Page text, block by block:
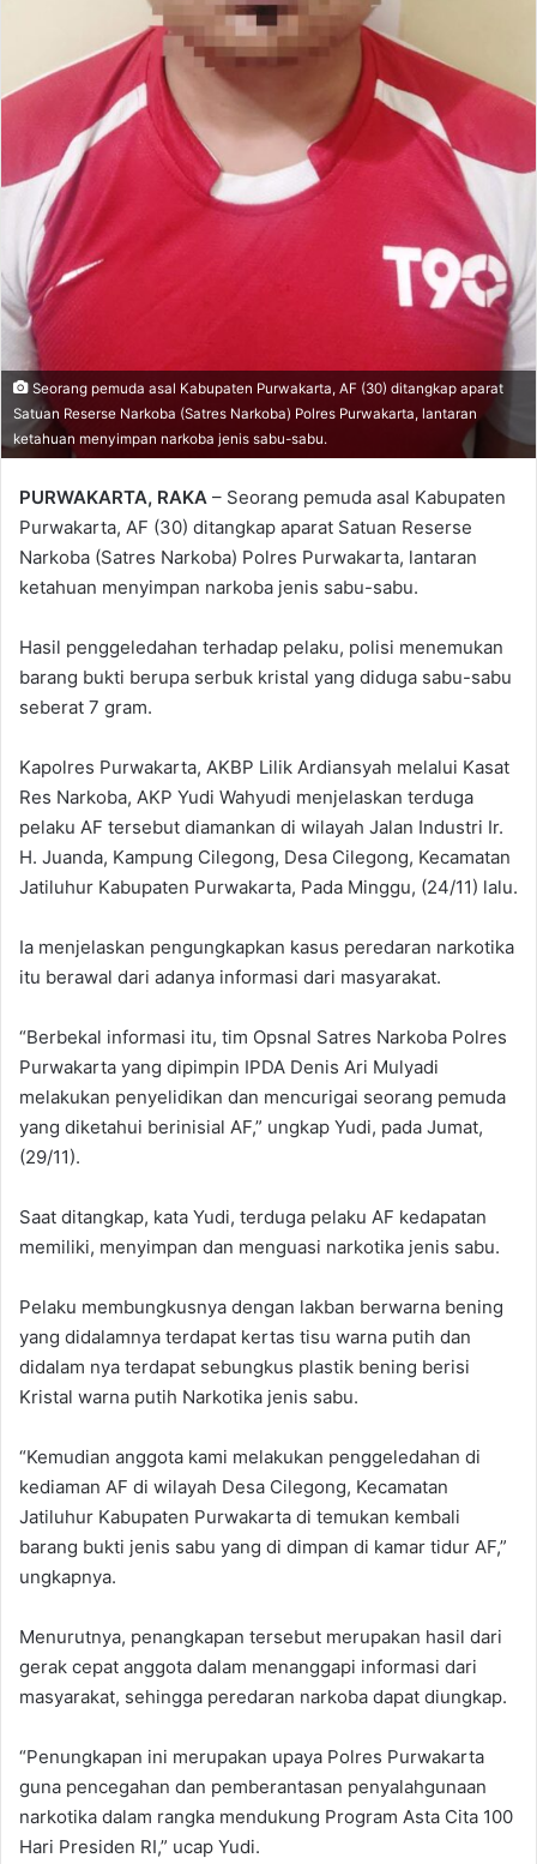
Seorang pemuda asal Kabupaten Purwakarta, AF (30) ditangkap aparat
Satuan Reserse Narkoba (Satres Narkoba) Polres Purwakarta, lantaran
ketahuan menyimpan narkoba jenis sabu-sabu.
PURWAKARTA, RAKA – Seorang pemuda asal Kabupaten
Purwakarta, AF (30) ditangkap aparat Satuan Reserse
Narkoba (Satres Narkoba) Polres Purwakarta, lantaran
ketahuan menyimpan narkoba jenis sabu-sabu.
Hasil penggeledahan terhadap pelaku, polisi menemukan
barang bukti berupa serbuk kristal yang diduga sabu-sabu
seberat 7 gram.
Kapolres Purwakarta, AKBP Lilik Ardiansyah melalui Kasat
Res Narkoba, AKP Yudi Wahyudi menjelaskan terduga
pelaku AF tersebut diamankan di wilayah Jalan Industri Ir.
H. Juanda, Kampung Cilegong, Desa Cilegong, Kecamatan
Jatiluhur Kabupaten Purwakarta, Pada Minggu, (24/11) lalu.
Ia menjelaskan pengungkapkan kasus peredaran narkotika
itu berawal dari adanya informasi dari masyarakat.
“Berbekal informasi itu, tim Opsnal Satres Narkoba Polres
Purwakarta yang dipimpin IPDA Denis Ari Mulyadi
melakukan penyelidikan dan mencurigai seorang pemuda
yang diketahui berinisial AF,” ungkap Yudi, pada Jumat,
(29/11).
Saat ditangkap, kata Yudi, terduga pelaku AF kedapatan
memiliki, menyimpan dan menguasi narkotika jenis sabu.
Pelaku membungkusnya dengan lakban berwarna bening
yang didalamnya terdapat kertas tisu warna putih dan
didalam nya terdapat sebungkus plastik bening berisi
Kristal warna putih Narkotika jenis sabu.
“Kemudian anggota kami melakukan penggeledahan di
kediaman AF di wilayah Desa Cilegong, Kecamatan
Jatiluhur Kabupaten Purwakarta di temukan kembali
barang bukti jenis sabu yang di dimpan di kamar tidur AF,”
ungkapnya.
Menurutnya, penangkapan tersebut merupakan hasil dari
gerak cepat anggota dalam menanggapi informasi dari
masyarakat, sehingga peredaran narkoba dapat diungkap.
“Penungkapan ini merupakan upaya Polres Purwakarta
guna pencegahan dan pemberantasan penyalahgunaan
narkotika dalam rangka mendukung Program Asta Cita 100
Hari Presiden RI,” ucap Yudi.